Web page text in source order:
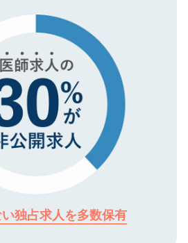
関してもご安心ください。
独占求人を多数保有